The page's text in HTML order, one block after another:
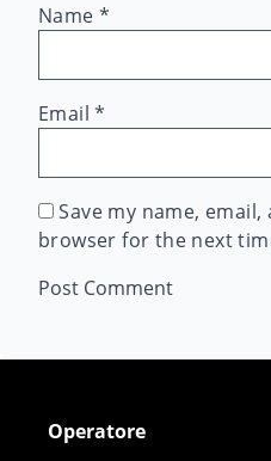
Name *
Email*
Save my name,
browser for the next
Operatore